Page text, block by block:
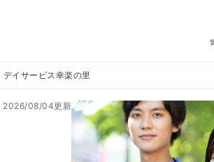
デイサービス幸楽の里
2026/08/04更新